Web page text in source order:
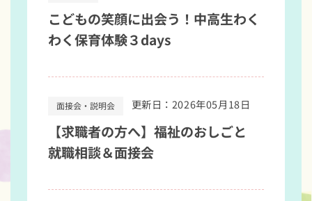
こどもの笑顔に出会う！中高生わく
わく保育体験３days
面接会・説明会 更新日：2026年05月18日
【求職者の方へ】福祉のおしごと
就職相談＆面接会